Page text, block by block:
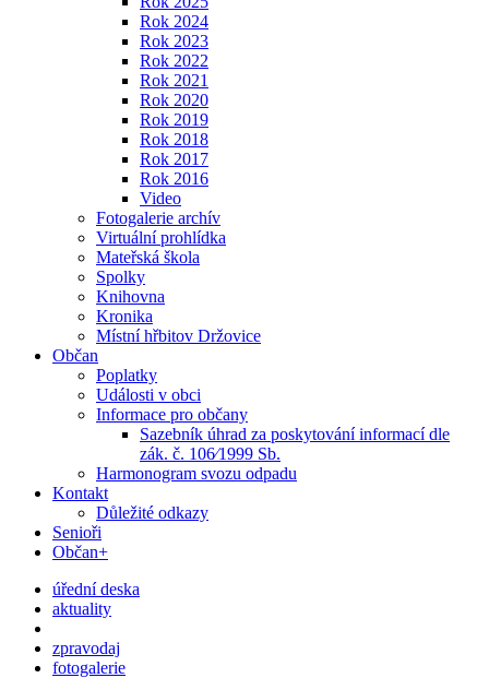
Rok 2024
Rok 2023
Rok 2022
Rok 2021
Rok 2020
Rok 2019
Rok 2018
Rok 2017
Rok 2016
Video
Fotogalerie archív
Virtuální prohlídka
Mateřská škola
Spolky
Knihovna
Kronika
Místní hřbitov Držovice
Občan
Poplatky
Události v obci
Informace pro občany
Sazebník úhrad za poskytování informací dle
zák. č. 106⁄1999 Sb.
Harmonogram svozu odpadu
Kontakt
Důležité odkazy
Senioři
Občan+
úřední deska
aktuality
zpravodaj
fotogalerie